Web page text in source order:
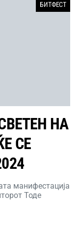
БИТФЕСТ
НА
СЕ
манифестација
Тоде